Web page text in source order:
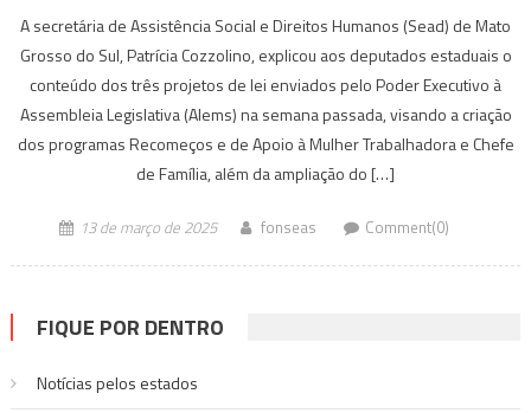
A secretária de Assistência Social e Direitos Humanos (Sead) de Mato
Grosso do Sul, Patrícia Cozzolino, explicou aos deputados estaduais o
conteúdo dos três projetos de lei enviados pelo Poder Executivo à
Assembleia Legislativa (Alems) na semana passada, visando a criação
dos programas Recomeços e de Apoio à Mulher Trabalhadora e Chefe
de Família, além da ampliação do […]
13 de março de 2025 fonseas Comment(0)
FIQUE POR DENTRO
Notícias pelos estados